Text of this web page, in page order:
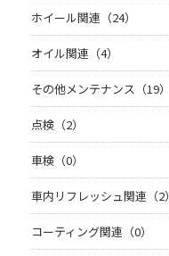
ホイール関連（24）
オイル関連（4）
その他メンテナンス（19）
点検（2）
車検（0）
車内リフレッシュ関連（2）
コーティング関連（0）